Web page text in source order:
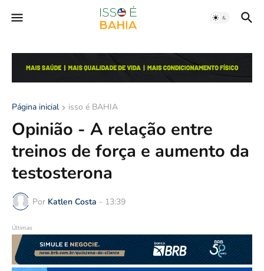
Página inicial isso é BAHIA
Opinião - A relação entre
treinos de força e aumento da
testosterona
Por Katlen Costa - 13:39
Últimas